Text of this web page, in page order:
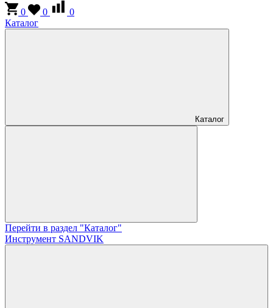
0
0
0
Каталог
Каталог
Перейти в раздел "Каталог"
Инструмент SANDVIK